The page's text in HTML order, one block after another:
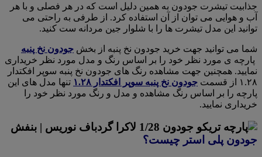
جذابیت تیشرت جودون به همین دلیل است که در هر فصلی و با هر
آب و‌ هوایی می توان از آن استفاده کرد. از طرفی به راحتی می
توانید این مدل تیشرت ها را با شلوار جین مردانه ست کنید.
شما می توانید جهت خرید جودون نخ پنبه از بخش جودون نخ پنبه
پارچه ی مورد نظر خود را بر اساس رنگ و مدل مورد نظر خریداری
نمایید. همچنین جهت مشاهده رنگ های جودون نخ پنبه سوپر افکتدار
۱.۲۸ از قسمت
جودون نخ پنبه سوپر افکتدار ۱.۲۸
تنها مدل های این
پارچه را بر اساس رنگ مشاهده و مدل و رنگ مورد نظر خود را
خریداری نمایید.
جودون پلی استر چیست؟